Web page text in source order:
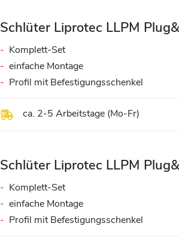
Schlüter Liprotec LLPM
ca. 2-5 Arbeitstage (Mo-Fr)
Komplett-Set
einfache Montage
Profil mit Befestigungsschenkel
Schlüter Liprotec LLPM
Komplett-Set
einfache Montage
Profil mit Befestigungsschenkel